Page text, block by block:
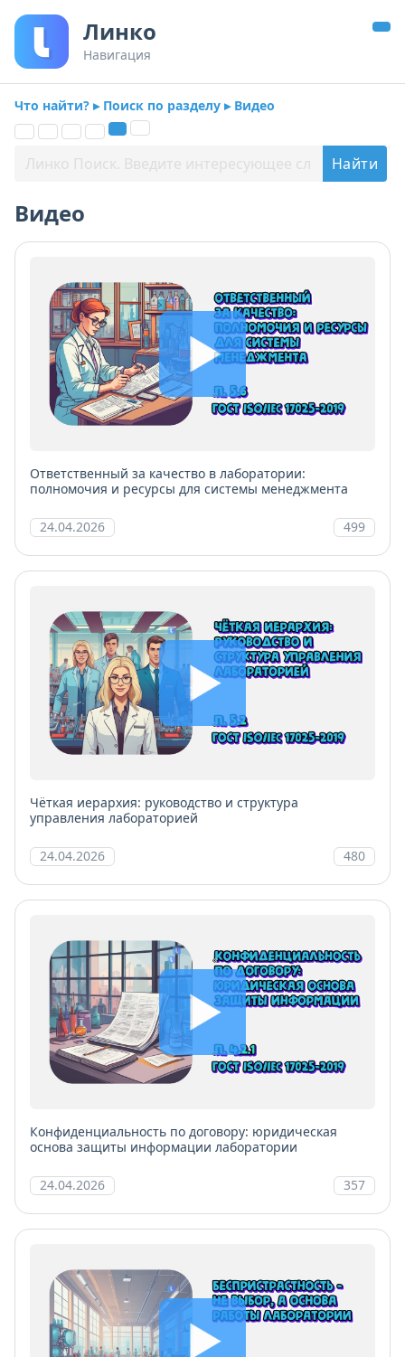
Линко
Навигация
Что найти? ▸ Поиск по разделу ▸ Видео
Видео
Ответственный за качество в лаборатории:
полномочия и ресурсы для системы менеджмента
24.04.2026 499
Чёткая иерархия: руководство и структура
управления лабораторией
24.04.2026 480
Конфиденциальность по договору: юридическая
основа защиты информации лаборатории
24.04.2026 357